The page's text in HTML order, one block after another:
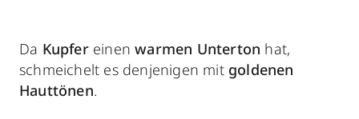
Da Kupfer einenwarmen Unterton hat,
schmeichelt es denjenigen mitgoldenen
Hauttönen.